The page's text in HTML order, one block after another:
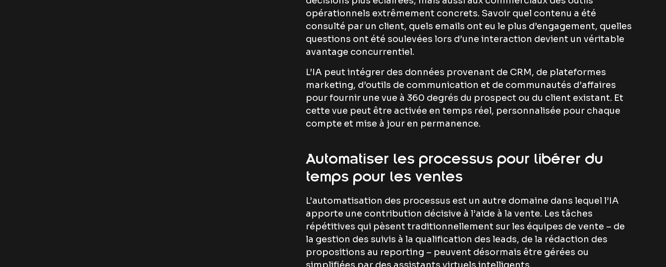
opérationnels extrêmement concrets. Savoir quel contenu a été
consulté par un client, quels emails ont eu le plus d’engagement, quelles
questions ont été soulevées lors d’une interaction devient un véritable
avantage concurrentiel.
L’IA peut intégrer des données provenant de CRM, de plateformes
marketing, d’outils de communication et de communautés d’affaires
pour fournir une vue à 360 degrés du prospect ou du client existant. Et
cette vue peut être activée en temps réel, personnalisée pour chaque
compte et mise à jour en permanence.
Automatiser les processus pour libérer du
temps pour les ventes
L’automatisation des processus est un autre domaine dans lequel l’IA
apporte une contribution décisive à l’aide à la vente. Les tâches
répétitives qui pèsent traditionnellement sur les équipes de vente – de
la gestion des suivis à la qualification des leads, de la rédaction des
propositions au reporting – peuvent désormais être gérées ou